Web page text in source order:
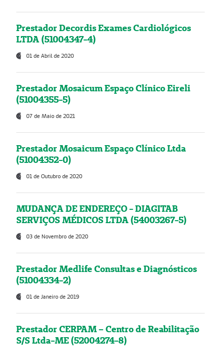
Prestador Decordis Exames Cardiológicos
LTDA (51004347-4)
01 de Abril de 2020
Prestador Mosaicum Espaço Clínico Eireli
(51004355-5)
07 de Maio de 2021
Prestador Mosaicum Espaço Clínico Ltda
(51004352-0)
01 de Outubro de 2020
MUDANÇA DE ENDEREÇO - DIAGITAB
SERVIÇOS MÉDICOS LTDA (54003267-5)
03 de Novembro de 2020
Prestador Medlife Consultas e Diagnósticos
(51004334-2)
01 de Janeiro de 2019
Prestador CERPAM – Centro de Reabilitação
S/S Ltda-ME (52004274-8)